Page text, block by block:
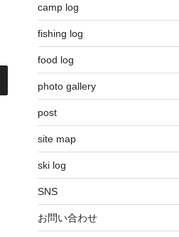
camp log
fishing log
food log
photo gallery
post
site map
ski log
SNS
お問い合わせ